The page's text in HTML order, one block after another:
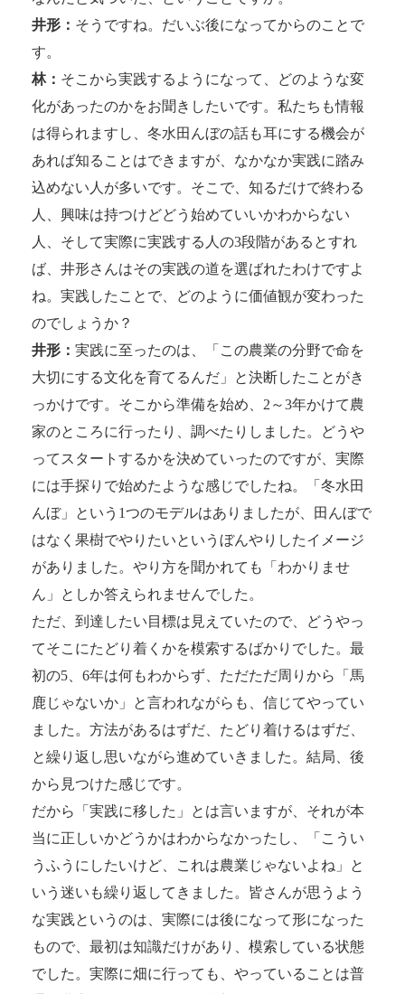
井形： そうですね。だいぶ後になってからのことで
す。
林： そこから実践するようになって、どのような変
化があったのかをお聞きしたいです。私たちも情報
は得られますし、冬水田んぼの話も耳にする機会が
あれば知ることはできますが、なかなか実践に踏み
込めない人が多いです。そこで、知るだけで終わる
人、興味は持つけどどう始めていいかわからない
人、そして実際に実践する人の3段階があるとすれ
ば、井形さんはその実践の道を選ばれたわけですよ
ね。実践したことで、どのように価値観が変わった
のでしょうか？
井形： 実践に至ったのは、「この農業の分野で命を
大切にする文化を育てるんだ」と決断したことがき
っかけです。そこから準備を始め、2～3年かけて農
家のところに行ったり、調べたりしました。どうや
ってスタートするかを決めていったのですが、実際
には手探りで始めたような感じでしたね。「冬水田
んぼ」という1つのモデルはありましたが、田んぼで
はなく果樹でやりたいというぼんやりしたイメージ
がありました。やり方を聞かれても「わかりませ
ん」としか答えられませんでした。
ただ、到達したい目標は見えていたので、どうやっ
てそこにたどり着くかを模索するばかりでした。最
初の5、6年は何もわからず、ただただ周りから「馬
鹿じゃないか」と言われながらも、信じてやってい
ました。方法があるはずだ、たどり着けるはずだ、
と繰り返し思いながら進めていきました。結局、後
から見つけた感じです。
だから「実践に移した」とは言いますが、それが本
当に正しいかどうかはわからなかったし、「こうい
うふうにしたいけど、これは農業じゃないよね」と
いう迷いも繰り返してきました。皆さんが思うよう
な実践というのは、実際には後になって形になった
もので、最初は知識だけがあり、模索している状態
でした。実際に畑に行っても、やっていることは普